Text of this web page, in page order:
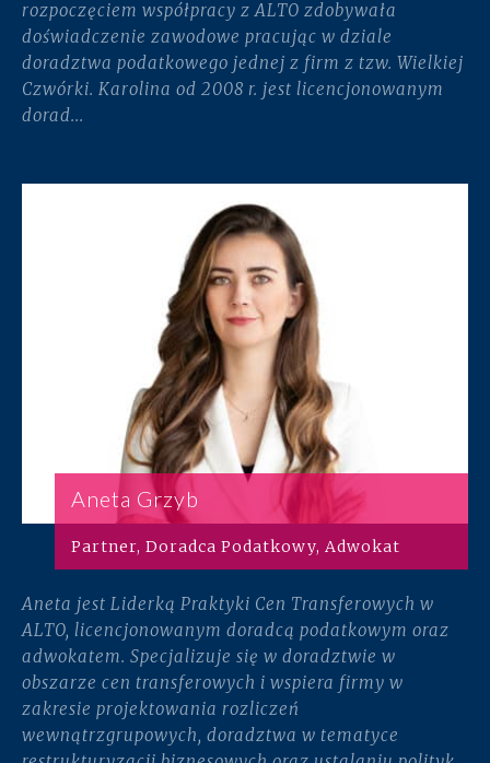
rozpoczęciem współpracy z ALTO zdobywała
doświadczenie zawodowe pracując w dziale
doradztwa podatkowego jednej z firm z tzw. Wielkiej
Czwórki. Karolina od 2008 r. jest licencjonowanym
dorad...
Aneta Grzyb
Partner, Doradca Podatkowy, Adwokat
Aneta jest Liderką Praktyki Cen Transferowych w
ALTO, licencjonowanym doradcą podatkowym oraz
adwokatem. Specjalizuje się w doradztwie w
obszarze cen transferowych i wspiera firmy w
zakresie projektowania rozliczeń
wewnątrzgrupowych, doradztwa w tematyce